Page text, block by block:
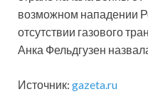
возможном нападении
отсутствии газового
Анка Фельдгузен
Источник: gazeta.ru